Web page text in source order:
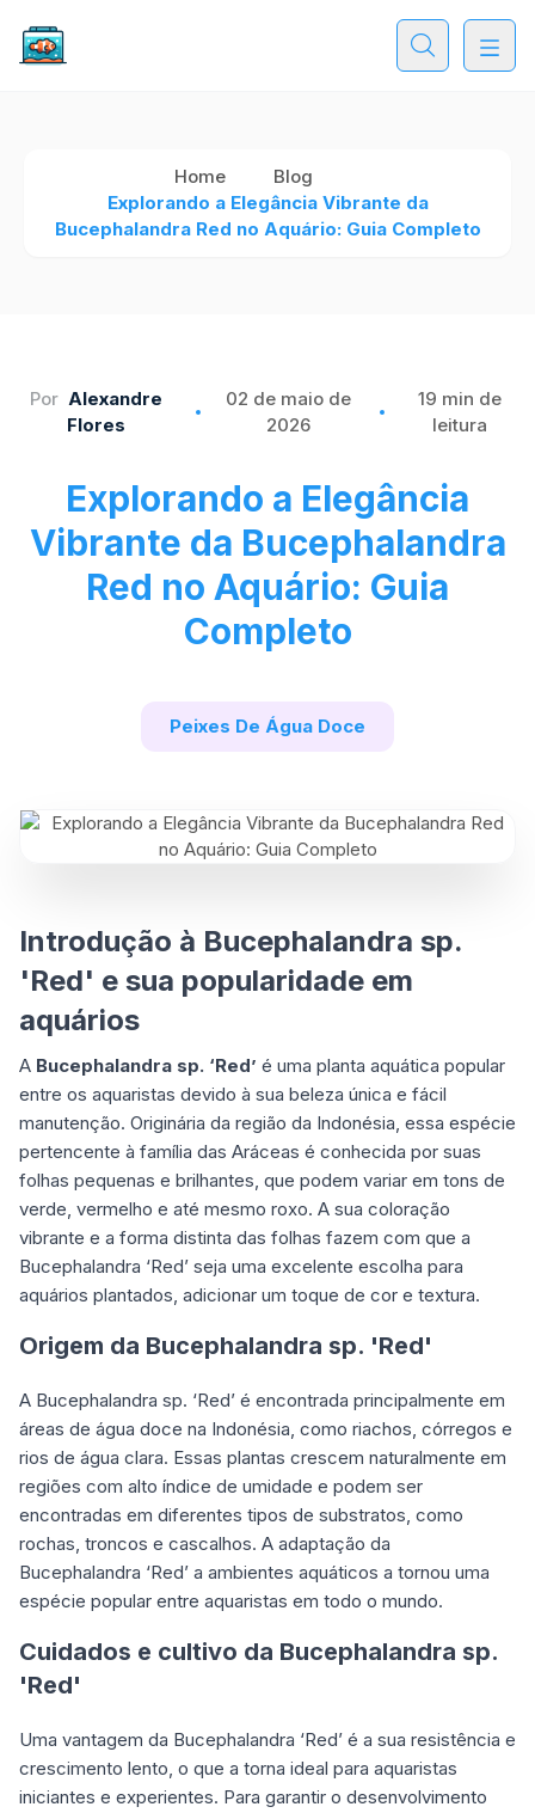
Home
Blog
Explorando a Elegância Vibrante da
Bucephalandra Red no Aquário: Guia Completo
Por Alexandre
Flores
02 de maio de
2026
19 min de
leitura
Explorando a Elegância
Vibrante da Bucephalandra
Red no Aquário: Guia
Completo
Peixes De Água Doce
Introdução à Bucephalandra sp.
'Red' e sua popularidade em
aquários
A Bucephalandra sp. ‘Red’ é uma planta aquática popular
entre os aquaristas devido à sua beleza única e fácil
manutenção. Originária da região da Indonésia, essa espécie
pertencente à família das Aráceas é conhecida por suas
folhas pequenas e brilhantes, que podem variar em tons de
verde, vermelho e até mesmo roxo. A sua coloração
vibrante e a forma distinta das folhas fazem com que a
Bucephalandra ‘Red’ seja uma excelente escolha para
aquários plantados, adicionar um toque de cor e textura.
Origem da Bucephalandra sp. 'Red'
A Bucephalandra sp. ‘Red’ é encontrada principalmente em
áreas de água doce na Indonésia, como riachos, córregos e
rios de água clara. Essas plantas crescem naturalmente em
regiões com alto índice de umidade e podem ser
encontradas em diferentes tipos de substratos, como
rochas, troncos e cascalhos. A adaptação da
Bucephalandra ‘Red’ a ambientes aquáticos a tornou uma
espécie popular entre aquaristas em todo o mundo.
Cuidados e cultivo da Bucephalandra sp.
'Red'
Uma vantagem da Bucephalandra ‘Red’ é a sua resistência e
crescimento lento, o que a torna ideal para aquaristas
iniciantes e experientes. Para garantir o desenvolvimento